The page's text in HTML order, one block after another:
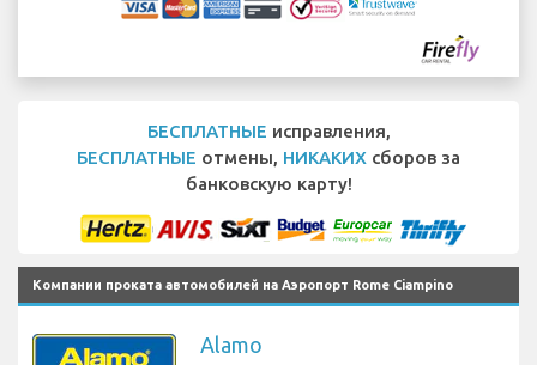
БЕСПЛАТНЫЕ исправления,
БЕСПЛАТНЫЕ отмены, НИКАКИХ сборов за
банковскую карту!
Компании проката автомобилей на Аэропорт Rome Ciampino
Alamo